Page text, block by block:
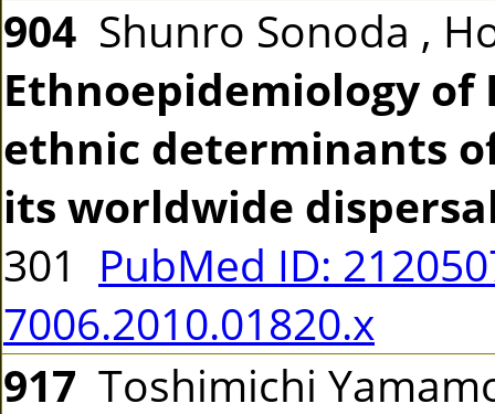
904 Shunro Sonoda ,
Ethnoepidemiology of
ethnic determinants
its worldwide
301 PubMed ID:
7006.2010.01820.x
917 Toshimichi